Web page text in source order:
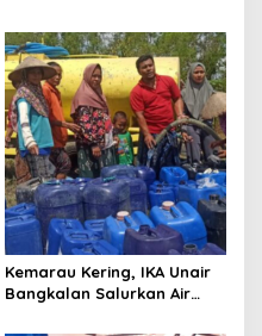
Kemarau Kering, IKA Unair
Bangkalan Salurkan Air